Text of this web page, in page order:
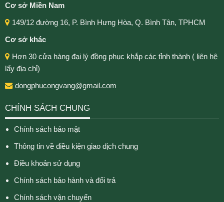
Cơ sở Miền Nam
149/12 đường 16, P. Bình Hưng Hòa, Q. Bình Tân, TPHCM
Cơ sở khác
Hơn 30 cửa hàng đại lý đồng phục khắp các tỉnh thành ( liên hệ
lấy địa chỉ)
dongphucongvang@gmail.com
CHÍNH SÁCH CHUNG
Chính sách bảo mật
Thông tin về điều kiện giao dịch chung
Điều khoản sử dụng
Chính sách bảo hành và đổi trả
Chính sách vận chuyển